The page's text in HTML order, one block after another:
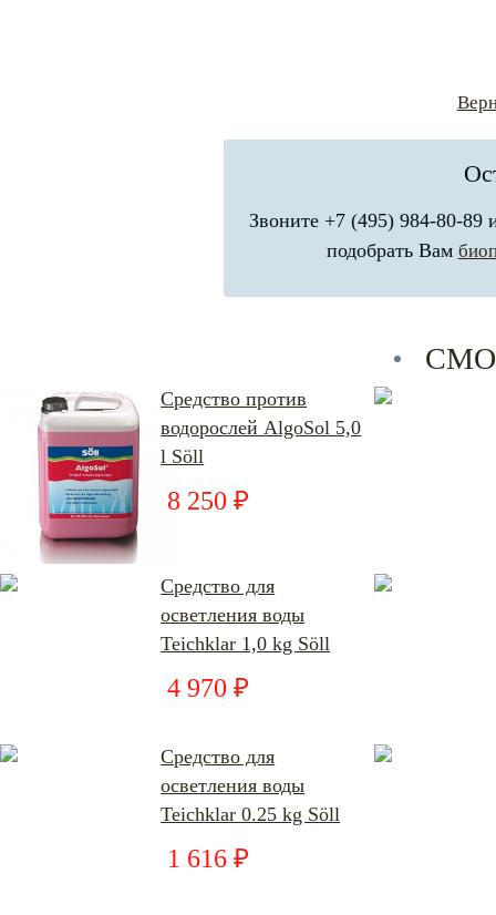
Звоните +7 (495) 984-80-89
подобрать Вам
Средство против
водорослей AlgoSol 5,0
l Söll
8 250 ₽
Средство для
осветления воды
Teichklar 1,0 kg Söll
4 970 ₽
Средство для
осветления воды
Teichklar 0.25 kg Söll
1 616 ₽